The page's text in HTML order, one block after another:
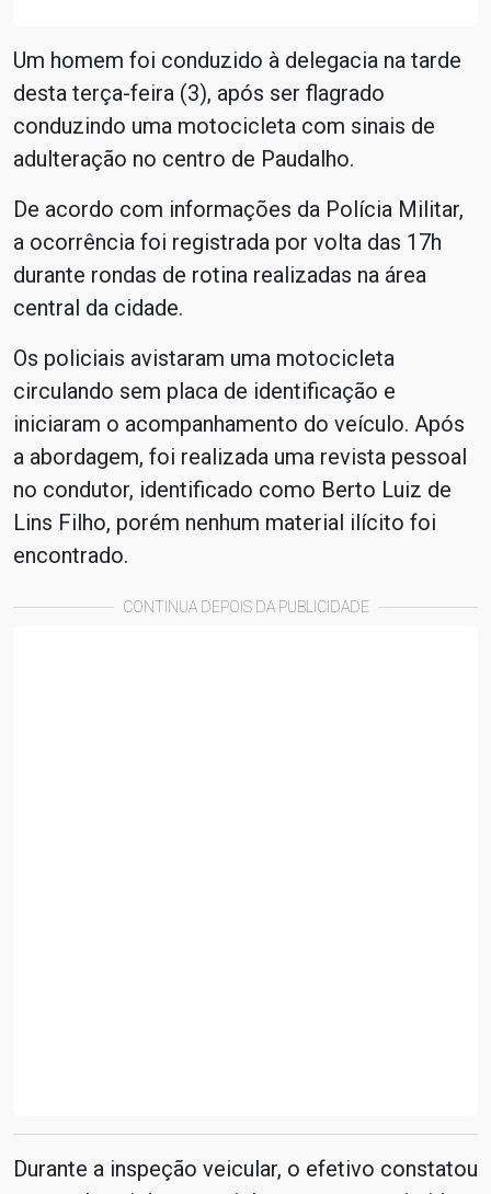
Um homem foi conduzido à delegacia na tarde
desta terça-feira (3), após ser flagrado
conduzindo uma motocicleta com sinais de
adulteração no centro de Paudalho.
De acordo com informações da Polícia Militar,
a ocorrência foi registrada por volta das 17h
durante rondas de rotina realizadas na área
central da cidade.
Os policiais avistaram uma motocicleta
circulando sem placa de identificação e
iniciaram o acompanhamento do veículo. Após
a abordagem, foi realizada uma revista pessoal
no condutor, identificado como Berto Luiz de
Lins Filho, porém nenhum material ilícito foi
encontrado.
CONTINUA DEPOIS DA PUBLICIDADE
Durante a inspeção veicular, o efetivo constatou